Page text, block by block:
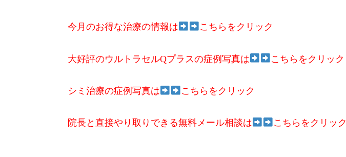
今月のお得な治療の情報は こちらをクリック
大好評のウルトラセルQプラスの症例写真は こちらをクリック
シミ治療の症例写真は こちらをクリック
院長と直接やり取りできる無料メール相談は こちらをクリック